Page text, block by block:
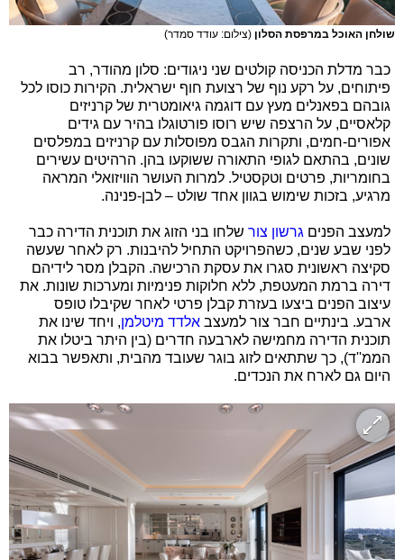
שולחן האוכל במרפסת הסלון (צילום: עודד סמדר)
כבר מדלת הכניסה קולטים שני ניגודים: סלון מהודר, רב
פיתוחים, על רקע נוף של רצועת חוף ישראלית. הקירות כוסו לכל
גובהם בפאנלים מעץ עם דוגמה גיאומטרית של קרניזים
קלאסיים, על הרצפה שיש רוסו פורטוגלו בהיר עם גידים
אפורים-חמים, ותקרות הגבס מפוסלות עם קרניזים במפלסים
שונים, בהתאם לגופי התאורה ששוקעו בהן. הרהיטים עשירים
בחומריות, פרטים וטקסטיל. למרות העושר הוויזואלי המראה
מרגיע, בזכות שימוש בגוון אחד שולט – לבן-פנינה.
למעצב הפנים גרשון צורשלחו בני הזוג את תוכנית הדירה כבר
לפני שבע שנים, כשהפרויקט התחיל להיבנות. רק לאחר שעשה
סקיצה ראשונית סגרו את עסקת הרכישה. הקבלן מסר לידיהם
דירה ברמת המעטפת, ללא חלוקות פנימיות ומערכות שונות. את
עיצוב הפנים ביצעו בעזרת קבלן פרטי לאחר שקיבלו טופס
ארבע. בינתיים חבר צור למעצב אלדד מיטלמן, ויחד שינו את
תוכנית הדירה מחמישה לארבעה חדרים (בין היתר ביטלו את
הממ''ד), כך שתתאים לזוג בוגר שעובד מהבית, ותאפשר בבוא
היום גם לארח את הנכדים.